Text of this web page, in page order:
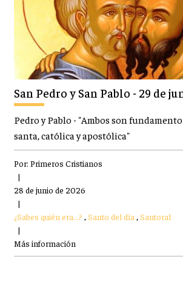
San Pedro y San Pablo - 29 de
Pedro y Pablo - "Ambos son
santa, católica y apostólica"
Por: Primeros Cristianos
|
28 de junio de 2026
|
¿Sabes quién era...? Santo del día Santoral
|
Más información